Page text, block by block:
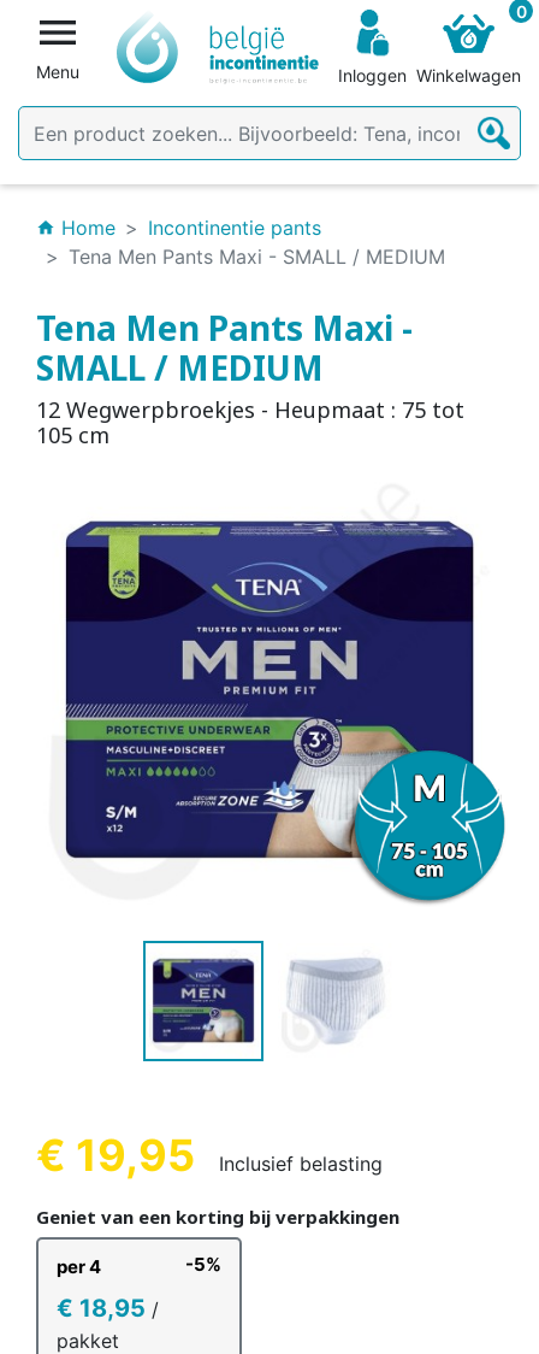

Menu Inloggen
0
Winkelwagen
home Home
Incontinentie pants
Tena Men Pants Maxi - SMALL / MEDIUM
Tena Men Pants Maxi -
SMALL / MEDIUM
12 Wegwerpbroekjes - Heupmaat : 75 tot
105 cm
€ 19,95 Inclusief belasting
Geniet van een korting bij verpakkingen
per 4 -5%
€ 18,95 /
pakket